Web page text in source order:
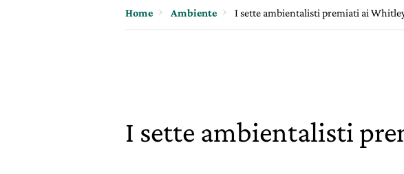
Home Ambiente I sette ambientalisti premiati ai
I sette ambientalisti